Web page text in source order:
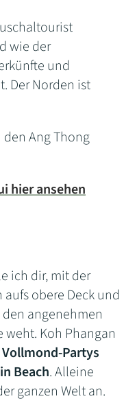
wie der
und
Der Norden ist
Ang Thong
hier ansehen
ich dir, mit der
aufs obere Deck und
angenehmen
weht. Koh Phangan
Vollmond-Partys
Beach. Alleine
ganzen Welt an.